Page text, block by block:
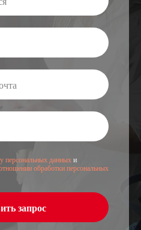
персональных данныхи
обработки персональных
запрос